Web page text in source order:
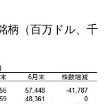
柄（百万ドル、千